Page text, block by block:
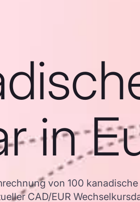
in
von 100
CAD/EUR